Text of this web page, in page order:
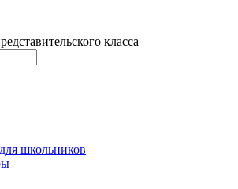
класса
школьников